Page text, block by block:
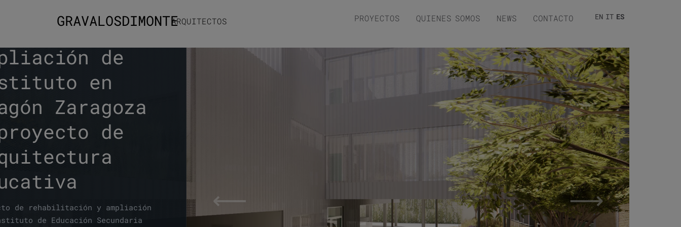
GRAVALOSDIMONTEARQUITECTOS PROYECTOS QUIENES SOMOS NEWS CONTACTO EN IT ES
y
de
en
Zaragoza
de
de rehabilitación y ampliación
de Educación Secundaria
⟵ ⟶